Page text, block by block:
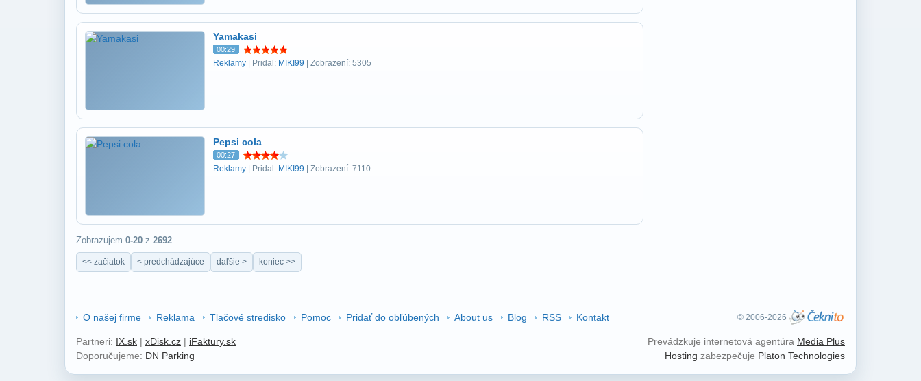
Yamakasi
00:29
Reklamy | Pridal: MIKI99 | Zobrazení: 5305
Pepsi cola
00:27
Reklamy | Pridal: MIKI99 | Zobrazení: 7110
Zobrazujem 0-20 z 2692
<< začiatok < predchádzajúce daľšie > koniec >>
O našej firme Reklama Tlačové stredisko Pomoc Pridať do obľúbených About us Blog RSS Kontakt © 2006-2026
Partneri: IX.sk | xDisk.cz | iFaktury.sk
Doporučujeme: DN Parking
Prevádzkuje internetová agentúra Media Plus
Hosting zabezpečuje Platon Technologies